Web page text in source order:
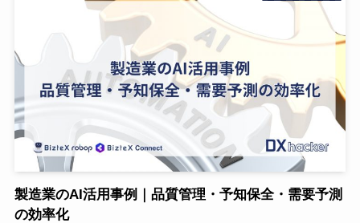
製造業のAI活用事例｜品質管理・予知保全・需要予測
の効率化